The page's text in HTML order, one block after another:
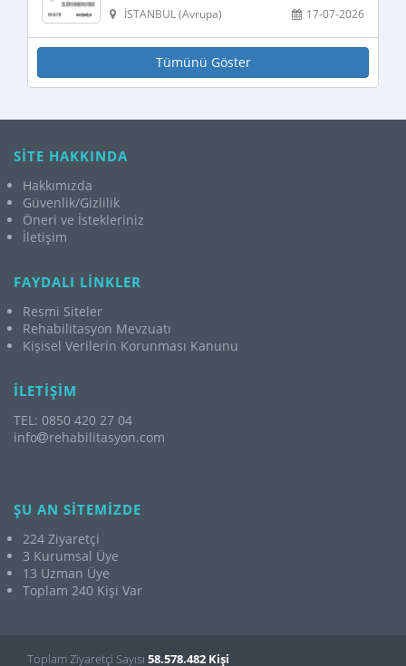
17-07-2026
İSTANBUL (Avrupa)
Tümünü Göster
SİTE HAKKINDA
Hakkımızda
Güvenlik/Gizlilik
Öneri ve İstekleriniz
İletişim
FAYDALI LİNKLER
Resmi Siteler
Rehabilitasyon Mevzuatı
Kişisel Verilerin Korunması Kanunu
İLETİŞİM
TEL: 0850 420 27 04
info
rehabilitasyon.com
ŞU AN SİTEMİZDE
224 Ziyaretçi
3 Kurumsal Üye
13 Uzman Üye
Toplam 240 Kişi Var
Toplam Ziyaretçi Sayısı 58.578.482 Kişi